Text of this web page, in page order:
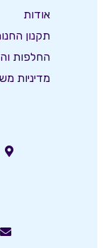
אודות
תקנון
החלפות
מדיניות